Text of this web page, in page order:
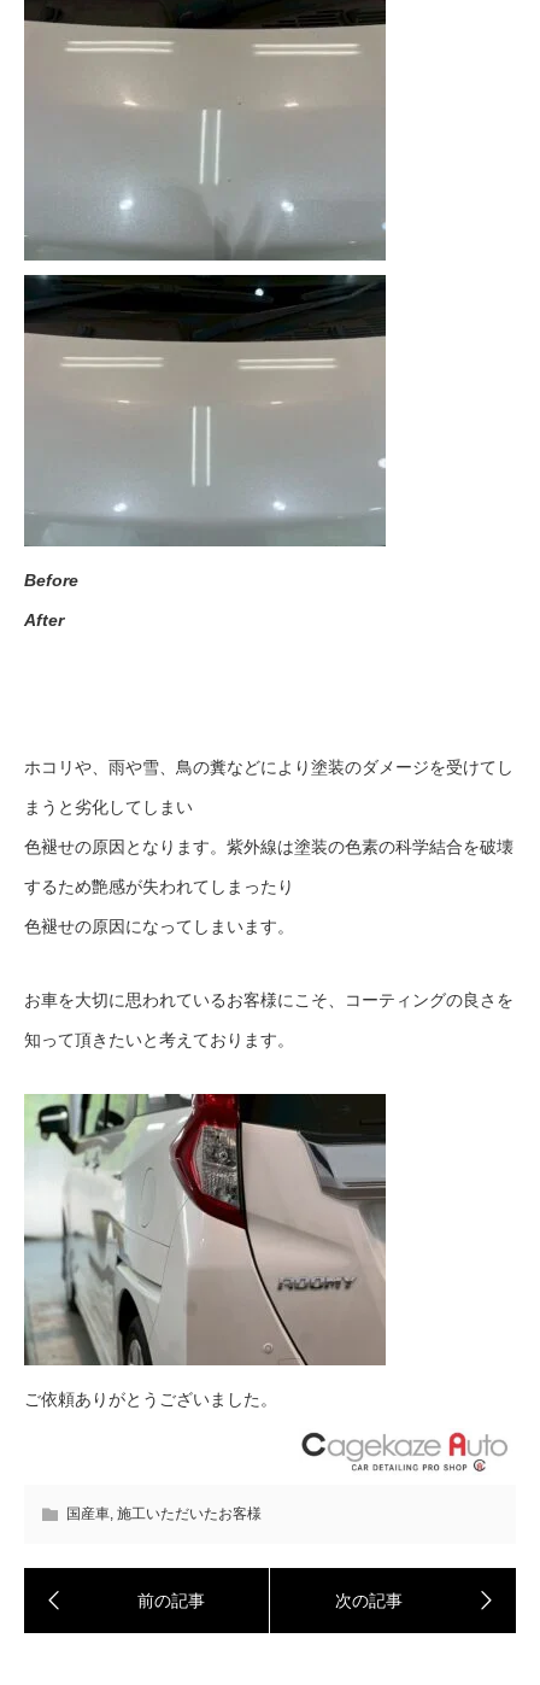
Before
After
ホコリや、雨や雪、鳥の糞などにより塗装のダメージを受けてし
まうと劣化してしまい
色褪せの原因となります。紫外線は塗装の色素の科学結合を破壊
するため艶感が失われてしまったり
色褪せの原因になってしまいます。
お車を大切に思われているお客様にこそ、コーティングの良さを
知って頂きたいと考えております。
ご依頼ありがとうございました。
国産車 施工いただいたお客様